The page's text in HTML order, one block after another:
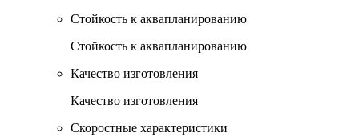
Стойкость к аквапланированию
Стойкость к аквапланированию
Качество изготовления
Качество изготовления
Скоростные характеристики